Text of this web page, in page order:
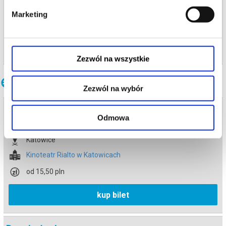
Marketing
Zezwól na wszystkie
Zezwól na wybór
Odmowa
Kinoteatr Rialto w Katowicach
info
Drugie życie
Katowice
Kinoteatr Rialto w Katowicach
od 15,50 pln
kup bilet